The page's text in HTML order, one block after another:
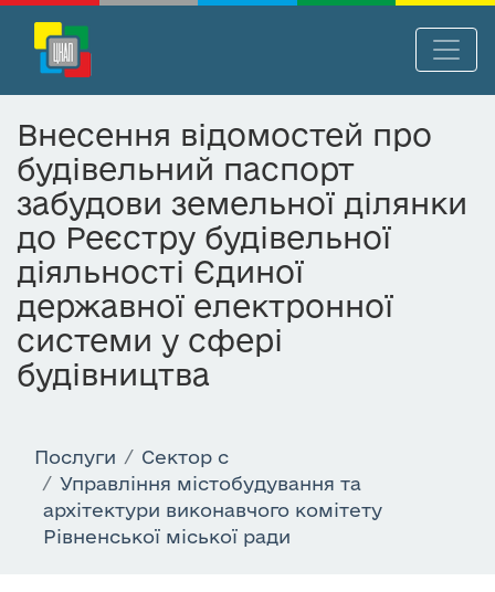
е
й
т
и
д
о
о
с
н
о
Послуги
Сектор c
Управління містобудування та
архітектури виконавчого комітету
Рівненської міської ради
Внесення відомостей про
будівельний паспорт
забудови земельної ділянки
до Реєстру будівельної
діяльності Єдиної
державної електронної
системи у сфері
будівництва